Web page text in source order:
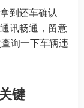
到还车确认
讯畅通，留意
询一下车辆违
键